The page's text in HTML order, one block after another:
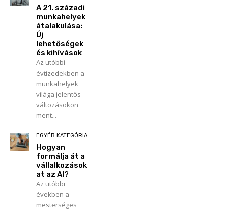
A 21. századi
munkahelyek
átalakulása:
Új
lehetőségek
és kihívások
Az utóbbi
évtizedekben a
munkahelyek
világa jelentős
változásokon
ment...
EGYÉB KATEGÓRIA
Hogyan
formálja át a
vállalkozások
at az AI?
Az utóbbi
években a
mesterséges